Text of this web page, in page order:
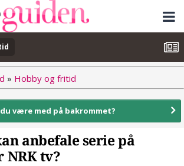
» Hobby og fritid
være med på bakrommet?
anbefale serie på
tv?